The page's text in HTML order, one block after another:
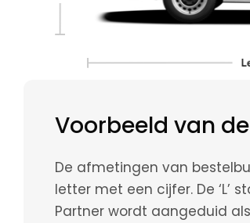
Voorbeeld van
De afmetingen van
letter met een cijfer. De ‘L’
Partner wordt aangeduid als